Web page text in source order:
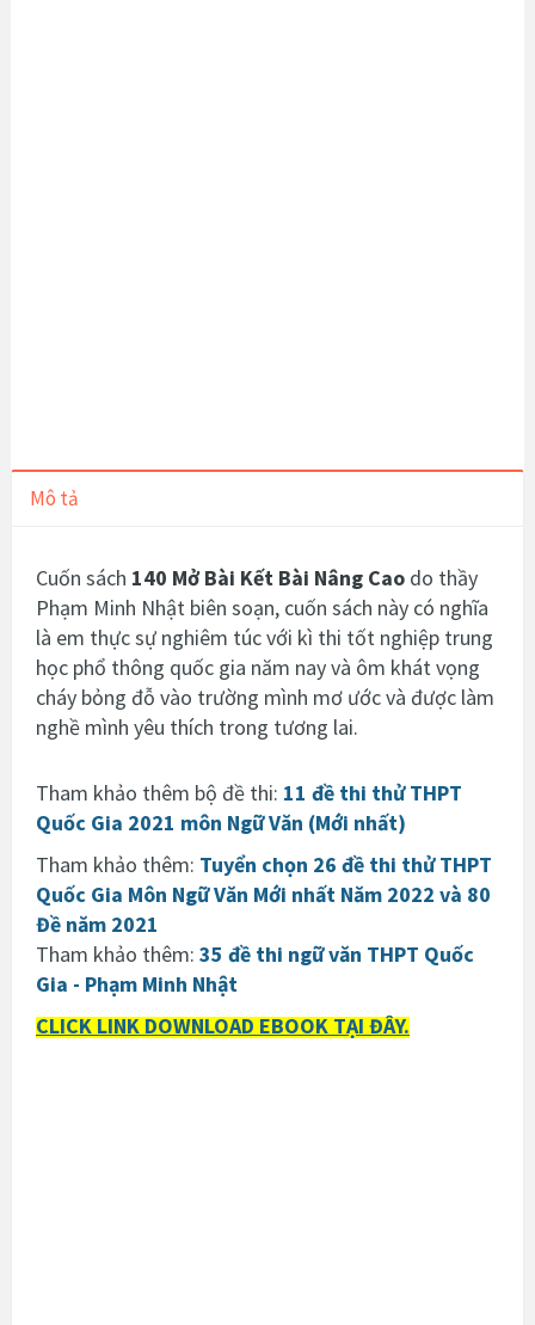
Mô tả
Cuốn sách 140 Mở Bài Kết Bài Nâng Cao do thầy
Phạm Minh Nhật biên soạn, cuốn sách này có nghĩa
là em thực sự nghiêm túc với kì thi tốt nghiệp trung
học phổ thông quốc gia năm nayvà ôm khát vọng
cháy bỏng đỗ vào trường mình mơ ước và được làm
nghề mình yêu thích trong tương lai.
Tham khảo thêm bộ đề thi: 11 đề thi thử THPT
Quốc Gia 2021 môn Ngữ Văn (Mới nhất)
Tham khảo thêm: Tuyển chọn 26 đề thi thử THPT
Quốc Gia Môn Ngữ Văn Mới nhất Năm 2022 và 80
Đề năm 2021
Tham khảo thêm: 35 đề thi ngữ văn THPT Quốc
Gia - Phạm Minh Nhật
CLICK LINK DOWNLOAD EBOOK TẠI ĐÂY.